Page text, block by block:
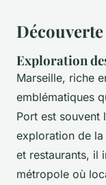
Exploration
Marseille, riche
emblématiques
Port est souvent
exploration de
et restaurants, il
métropole où